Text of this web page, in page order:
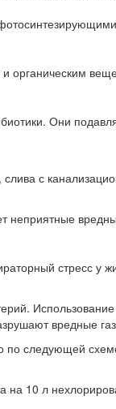
органическим
Они
с
стресс у
вредные
по следующей
10 л